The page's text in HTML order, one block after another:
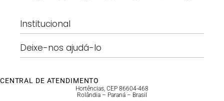
Institucional
Deixe-nos ajudá-lo
CENTRAL DE ATENDIMENTO
Hortências, CEP 86604-468
Rolândia – Paraná – Brasil